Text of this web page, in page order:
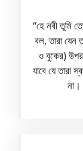
“হে নবী তুমি
বল, তারা যেন
ও বুকের) উপর
যাবে যে তারা